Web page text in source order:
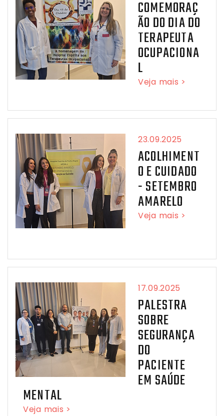
COMEMORAÇ
ÃO DO DIA DO
TERAPEUTA
OCUPACIONA
L
Veja mais >
23.09.2025
ACOLHIMENT
O E CUIDADO
- SETEMBRO
AMARELO
Veja mais >
17.09.2025
PALESTRA
SOBRE
SEGURANÇA
DO
PACIENTE
EM SAÚDE
MENTAL
Veja mais >